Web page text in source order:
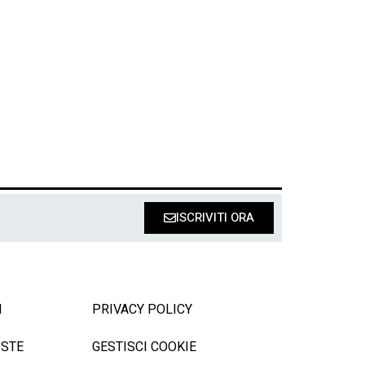
ISCRIVITI ORA
PRIVACY POLICY
GESTISCI COOKIE